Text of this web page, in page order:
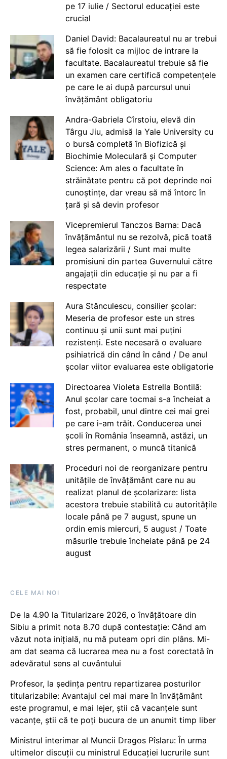
pe 17 iulie / Sectorul educației este
crucial
Daniel David: Bacalaureatul nu ar trebui
să fie folosit ca mijloc de intrare la
facultate. Bacalaureatul trebuie să fie
un examen care certifică competențele
pe care le ai după parcursul unui
învățământ obligatoriu
Andra-Gabriela Cîrstoiu, elevă din
Târgu Jiu, admisă la Yale University cu
o bursă completă în Biofizică și
Biochimie Moleculară și Computer
Science: Am ales o facultate în
străinătate pentru că pot deprinde noi
cunoștințe, dar vreau să mă întorc în
țară și să devin profesor
Vicepremierul Tanczos Barna: Dacă
învățământul nu se rezolvă, pică toată
legea salarizării / Sunt mai multe
promisiuni din partea Guvernului către
angajații din educație și nu par a fi
respectate
Aura Stănculescu, consilier școlar:
Meseria de profesor este un stres
continuu și unii sunt mai puțini
rezistenți. Este necesară o evaluare
psihiatrică din când în când / De anul
școlar viitor evaluarea este obligatorie
Directoarea Violeta Estrella Bontilă:
Anul școlar care tocmai s-a încheiat a
fost, probabil, unul dintre cei mai grei
pe care i-am trăit. Conducerea unei
școli în România înseamnă, astăzi, un
stres permanent, o muncă titanică
Proceduri noi de reorganizare pentru
unitățile de învățământ care nu au
realizat planul de școlarizare: lista
acestora trebuie stabilită cu autoritățile
locale până pe 7 august, spune un
ordin emis miercuri, 5 august / Toate
măsurile trebuie încheiate până pe 24
august
CELE MAI NOI
De la 4.90 la Titularizare 2026, o învățătoare din
Sibiu a primit nota 8.70 după contestație: Când am
văzut nota inițială, nu mă puteam opri din plâns. Mi-
am dat seama că lucrarea mea nu a fost corectată în
adevăratul sens al cuvântului
Profesor, la ședința pentru repartizarea posturilor
titularizabile: Avantajul cel mai mare în învățământ
este programul, e mai lejer, știi că vacanțele sunt
vacanţe, știi că te poți bucura de un anumit timp liber
Ministrul interimar al Muncii Dragos Pîslaru: În urma
ultimelor discuții cu ministrul Educației lucrurile sunt